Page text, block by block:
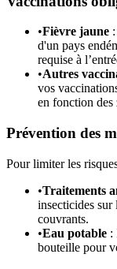
•Fièvre jaune
d'un pays
requise à
•Autres
vos
en fonction des
Prévention des
Pour limiter les
•Traitements
insecticides sur
couvrants.
•Eau potable :
bouteille pour